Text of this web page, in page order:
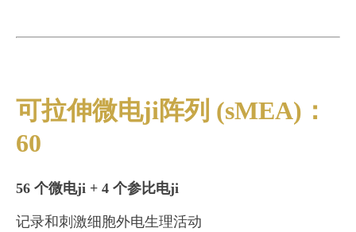
可拉伸微电ji阵列 (sMEA)：
60
56 个微电ji + 4 个参比电ji
记录和刺激细胞外电生理活动